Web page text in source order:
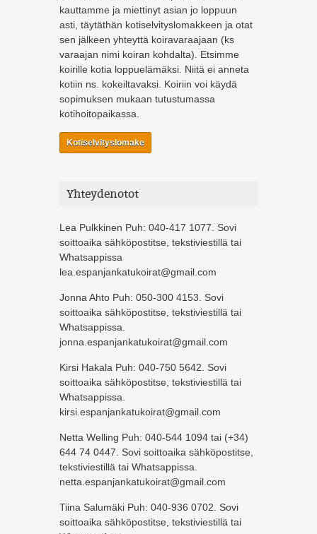
kauttamme ja miettinyt asian jo loppuun
asti, täytäthän kotiselvityslomakkeen ja otat
sen jälkeen yhteyttä koiravaraajaan (ks
varaajan nimi koiran kohdalta). Etsimme
koirille kotia loppuelämäksi. Niitä ei anneta
kotiin ns. kokeiltavaksi. Koiriin voi käydä
sopimuksen mukaan tutustumassa
kotihoitopaikassa.
Kotiselvityslomake
Yhteydenotot
Lea Pulkkinen Puh: 040-417 1077. Sovi
soittoaika sähköpostitse, tekstiviestillä tai
Whatsappissa
lea.espanjankatukoirat@gmail.com
Jonna Ahto Puh: 050-300 4153. Sovi
soittoaika sähköpostitse, tekstiviestillä tai
Whatsappissa.
jonna.espanjankatukoirat@gmail.com
Kirsi Hakala Puh: 040-750 5642. Sovi
soittoaika sähköpostitse, tekstiviestillä tai
Whatsappissa.
kirsi.espanjankatukoirat@gmail.com
Netta Welling Puh: 040-544 1094 tai (+34)
644 74 0447. Sovi soittoaika sähköpostitse,
tekstiviestillä tai Whatsappissa.
netta.espanjankatukoirat@gmail.com
Tiina Salumäki Puh: 040-936 0702. Sovi
soittoaika sähköpostitse, tekstiviestillä tai